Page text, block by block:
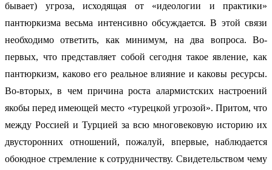
бывает) угроза, исходящая от «идеологии и практики»
пантюркизма весьма интенсивно обсуждается. В этой связи
необходимо ответить, как минимум, на два вопроса. Во-
первых, что представляет собой сегодня такое явление, как
пантюркизм, каково его реальное влияние и каковы ресурсы.
Во-вторых, в чем причина роста алармистских настроений
якобы перед имеющей место «турецкой угрозой». Притом, что
между Россией и Турцией за всю многовековую историю их
двусторонних отношений, пожалуй, впервые, наблюдается
обоюдное стремление к сотрудничеству. Свидетельством чему